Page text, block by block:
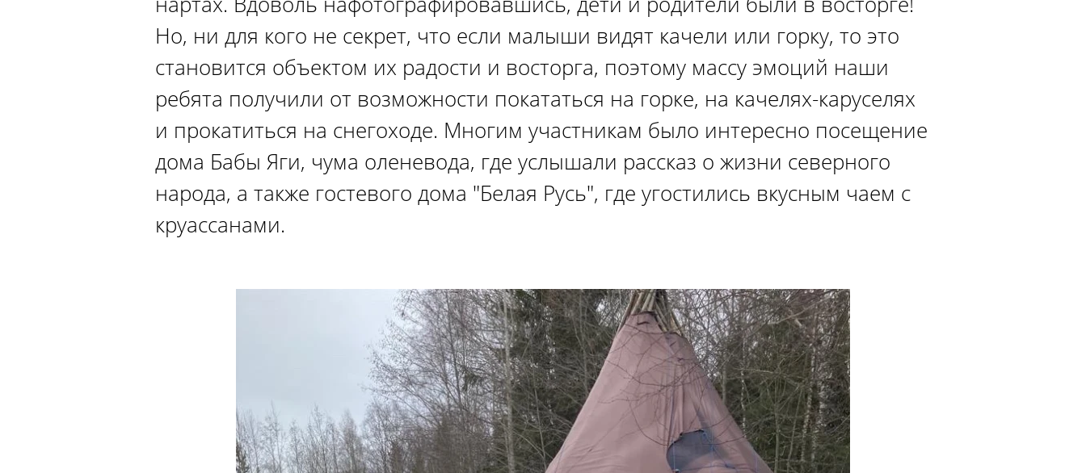
Но, ни для кого не секрет, что если малыши видят качели или горку, то это
становится объектом их радости и восторга, поэтому массу эмоций наши
ребята получили от возможности покататься на горке, на качелях-каруселях
и прокатиться на снегоходе. Многим участникам было интересно посещение
дома Бабы Яги, чума оленевода, где услышали рассказ о жизни северного
народа, а также гостевого дома "Белая Русь", где угостились вкусным чаем с
круассанами.